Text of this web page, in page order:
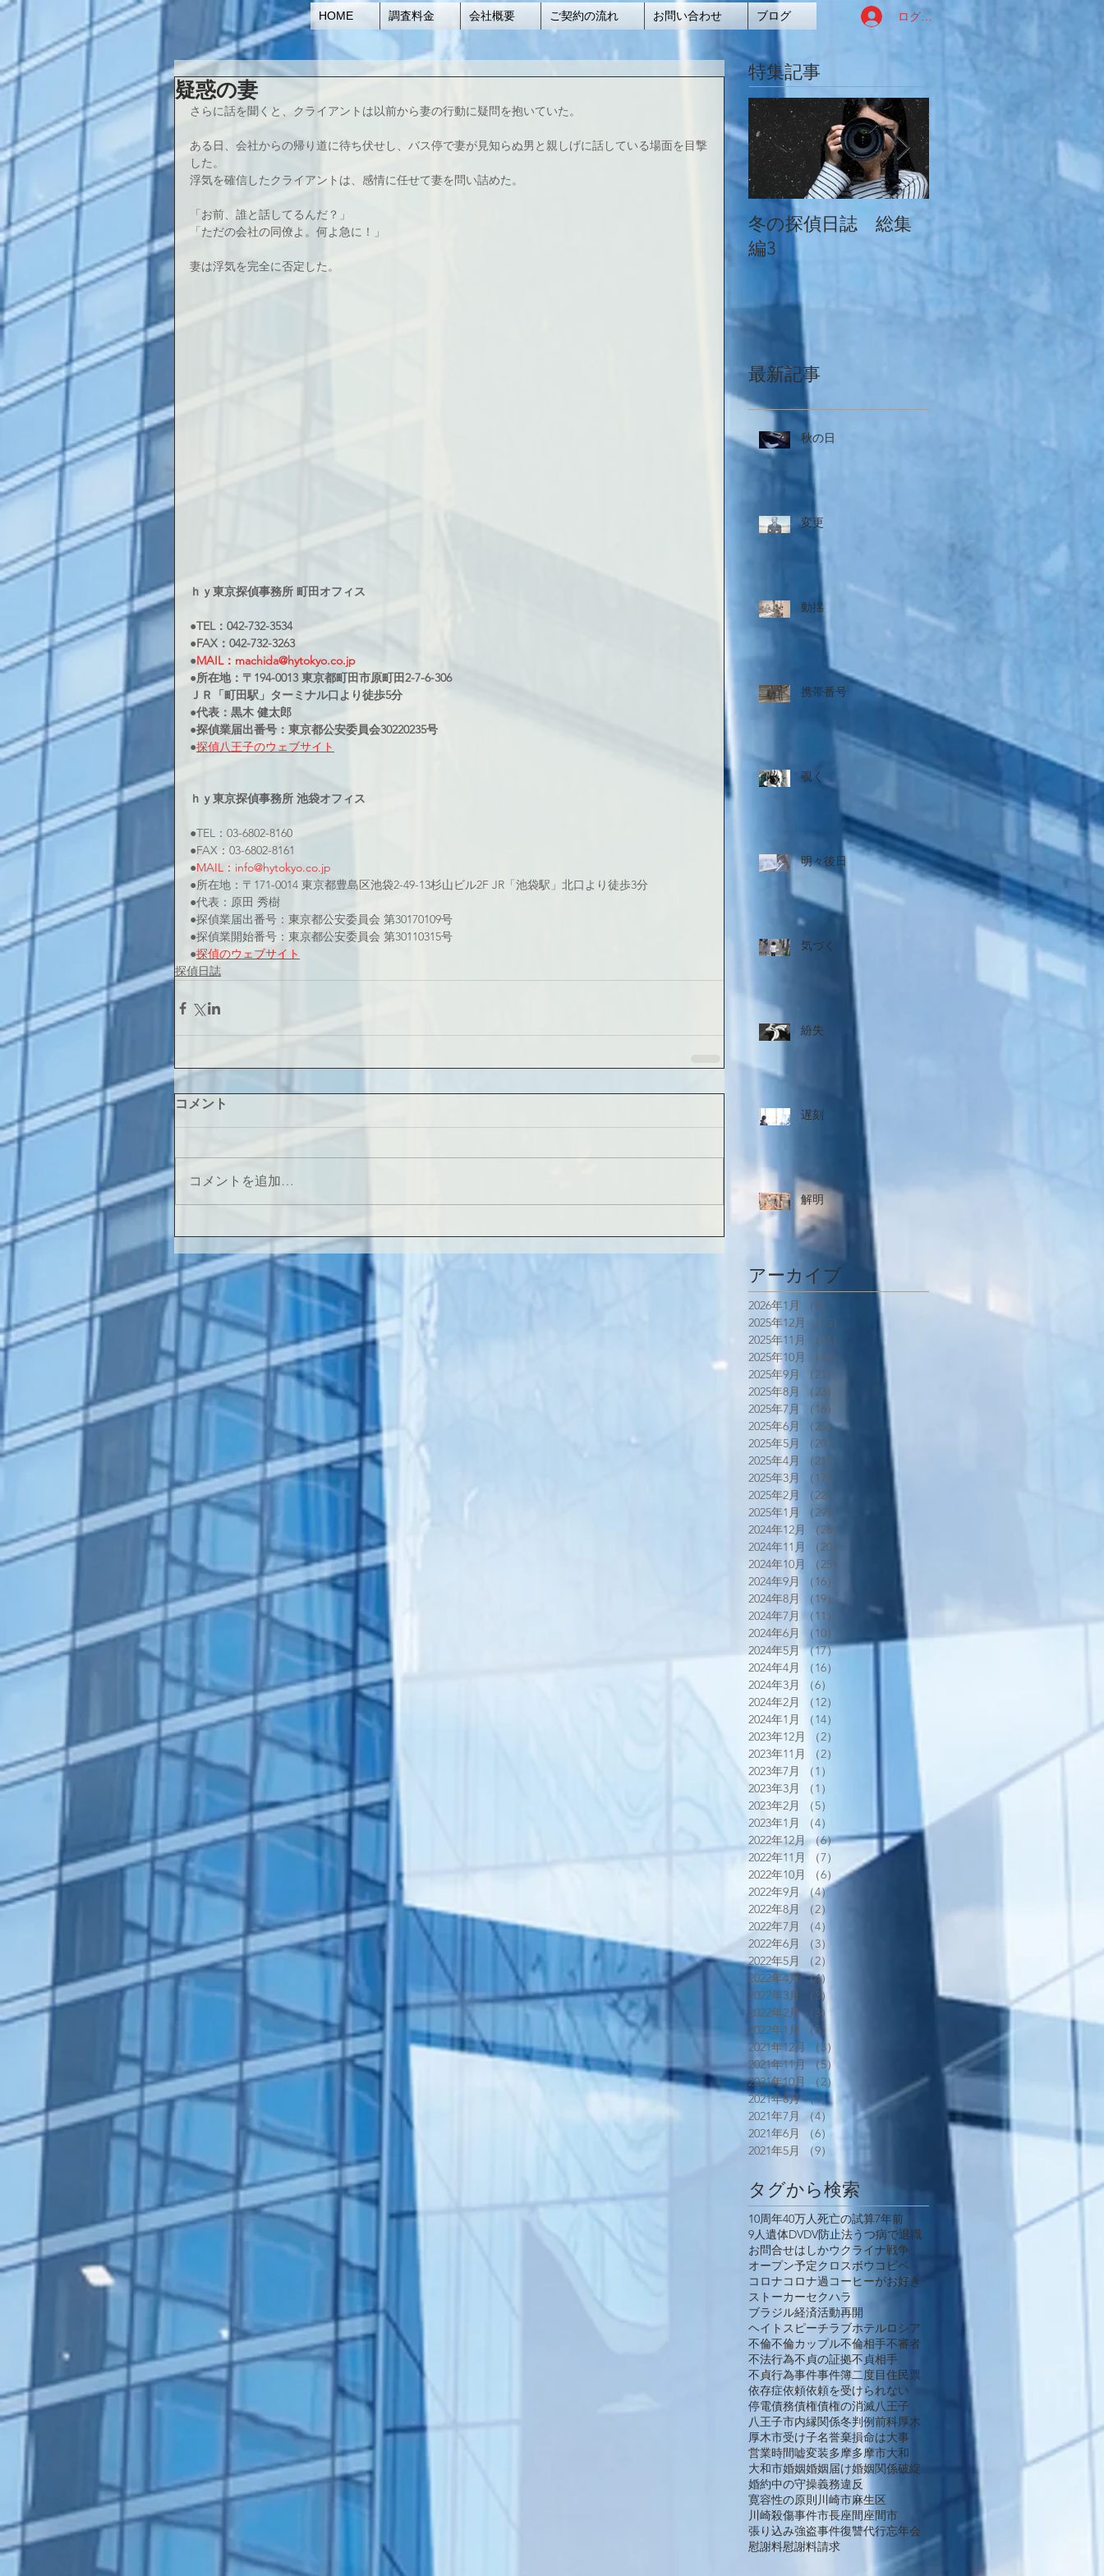
HOME 調査料金 会社概要 ご契約の流れ お問い合わせ ブログ ログイン
疑惑の妻
さらに話を聞くと、クライアントは以前から妻の行動に疑問を抱いていた。
ある日、会社からの帰り道に待ち伏せし、バス停で妻が見知らぬ男と親しげに話している場面を目撃
した。
浮気を確信したクライアントは、感情に任せて妻を問い詰めた。
「お前、誰と話してるんだ？」
「ただの会社の同僚よ。何よ急に！」
妻は浮気を完全に否定した。
ｈｙ東京探偵事務所 町田オフィス
●TEL：042-732-3534
●FAX：042-732-3263
●MAIL：machida@hytokyo.co.jp
●所在地：〒194-0013 東京都町田市原町田2-7-6-306
ＪＲ「町田駅」ターミナル口より徒歩5分
●代表：黒木 健太郎
●探偵業届出番号：東京都公安委員会30220235号
●探偵八王子のウェブサイト
ｈｙ東京探偵事務所 池袋オフィス
●TEL：03-6802-8160
●FAX：03-6802-8161
●MAIL：info@hytokyo.co.jp
●所在地：〒171-0014 東京都豊島区池袋2-49-13杉山ビル2F JR「池袋駅」北口より徒歩3分
●代表：原田 秀樹
●探偵業届出番号：東京都公安委員会 第30170109号
●探偵業開始番号：東京都公安委員会 第30110315号
●探偵のウェブサイト
探偵日誌
コメント
コメントを追加…
特集記事
冬の探偵日誌 総集
編3
冬の探偵日誌 総集
最新記事
秋の日
変更
動揺
携帯番号
覗く
明々後日
気づく
紛失
遅刻
解明
アーカイブ
2026年1月 （8）
2025年12月
（15）
15件の記事
2025年11月
（21）
21件の記事
2025年10月
（18）
2025年9月
（21）
21件の記事
2025年8月
（23）
2025年7月
（16）
16件の記事
2025年6月
（25）25件の記事
2025年5月
（20）
2025年4月
（21）
21件の記事
2025年3月
（17）
2025年2月
（22）
2025年1月
（29）
2024年12月
（26）
2024年11月
（20）
20件の記事
2024年10月
（25）
2024年9月
（16）
2024年8月
（19）
2024年7月
（11）
11件の記事
2024年6月
（10）
2024年5月 （17）17件の記事
2024年4月
（16）
2024年3月
（6）
2024年2月
（12）
2024年1月
（14）
2023年12月
（2）
2023年11月
（2）
2023年7月
（1）
2023年3月
（1）
2023年2月
（5）
2023年1月
（4）
2022年12月 （6）6件の記事
2022年11月
（7）
7件の記事
2022年10月
（6） 6件の記事
2022年9月
（4）
2022年8月
（2）
2022年7月
（4）
2022年6月
（3）
2022年5月
（2）
2022年4月 （4）
2022年3月
（3）
2022年2月 （3）
2022年1月
（5）
2021年12月
（3）
2021年11月
（5）
2021年10月
（2）
2021年8月 （1）1件の記事
2021年7月
（4）
4件の記事
2021年6月
（6）
2021年5月
（9） 9件の記事
タグから検索
10周年40万人死亡の試算7年前
9人遺体DVDV防止法うつ病で退職
お問合せはしかウクライナ戦争
オープン予定クロスボウ コピペ
コロナコロナ過コーヒーがお好き
ストーカーセクハラ
ブラジル経済活動再開
ヘイトスピーチラブホテルロシア
不倫不倫カップル不倫相手不審者
不法行為不貞の証拠不貞相手
不貞行為事件事件簿二度目住民票
依存症依頼依頼を受けられない
停電債務債権債権の消滅八王子
八王子市内縁関係冬判例前科厚木
厚木市受け子名誉棄損命は大事
営業時間嘘変装多摩多摩市大和
大和市婚姻婚姻届け婚姻関係破綻
婚約中の守操義務違反
寛容性の原則 川崎市麻生区
川崎殺傷事件市長座間座間市
張り込み強盗事件復讐代行忘年会
慰謝料慰謝料請求